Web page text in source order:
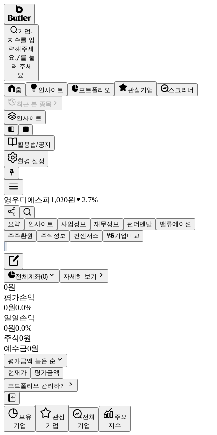
기업·
지수를 입
력해주세
요./를 눌
러 주세
요.
홈 인사이트 포트폴리오 관심기업
스크리너
최근 본 종목
인사이트
활용법/공지
환경 설정
영우디에스피 1,020원 2.7%
요약 인사이트 사업정보 재무정보 펀더멘탈
밸류에이션
주주환원
주식정보 컨센서스 기업비교
영우디에스피
1,020원
143540
KOSDAQ
시가총액
PBR1.30
PER4.42
fPER -
배당수익률-
자사주비율2.05%
결산월12월
4분기누적
10년
주재무제표
재무정보
펀더멘탈
밸류에이션
주주환원
컨센서스
주식정보
전체계좌(0) 자세히 보기
0원
평가손익
0원0.0%
일일손익
0원0.0%
주식0원
예수금0원
평가금액 높은 순
현재가
평가금액
포트폴리오 관리하기
보유
기업
관심
기업
전체
기업
주요
지수